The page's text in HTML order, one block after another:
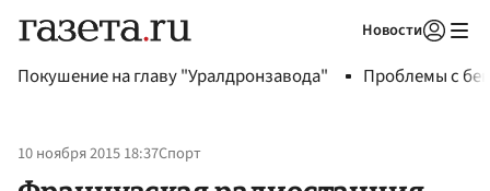
Новости
Покушение на главу "Уралдронзавода" Проблемы с
10 ноября 2015 18:37Спорт